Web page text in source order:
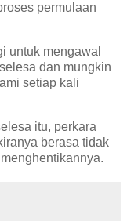
permulaan
untuk mengawal
dan mungkin
setiap kali
itu, perkara
berasa tidak